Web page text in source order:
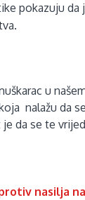
pokazuju da
u
nalažu da se
da se te
nasilja